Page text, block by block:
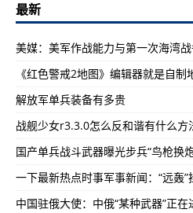
最新
美媒：美军作战能力与第一次海湾
解放军单兵装备有多贵
战舰少女r3.3.0怎么反和谐有什么
国产单兵战斗武器曝光步兵“鸟枪换
一下最新热点时事军事新闻：“远轰”
中国驻俄大使：中俄“某种武器”正在